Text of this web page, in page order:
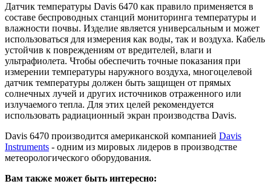
Датчик температуры Davis 6470 как правило применяется в
составе беспроводных станций мониторинга температуры и
влажности почвы. Изделие является универсальным и может
использоваться для измерения как воды, так и воздуха. Кабель
устойчив к повреждениям от вредителей, влаги и
ультрафиолета. Чтобы обеспечить точные показания при
измерении температуры наружного воздуха, многоцелевой
датчик температуры должен быть защищен от прямых
солнечных лучей и других источников отраженного или
излучаемого тепла. Для этих целей рекомендуется
использовать радиационный экран производства Davis.
Davis 6470 производится американской компанией Davis
Instruments - одним из мировых лидеров в производстве
метеорологического оборудования.
Вам также может быть интересно: